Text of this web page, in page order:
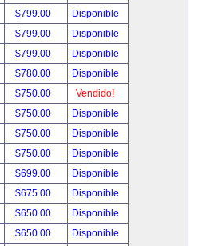
$799.00
Disponible
$799.00
Disponible
$799.00
Disponible
$780.00
Disponible
$750.00
Vendido!
$750.00
Disponible
$750.00
Disponible
$750.00
Disponible
$699.00
Disponible
$675.00
Disponible
$650.00
Disponible
$650.00
Disponible